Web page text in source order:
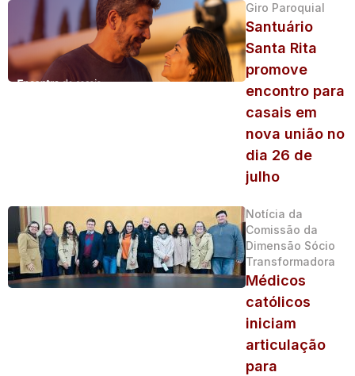
Giro Paroquial
Santuário
Santa Rita
promove
encontro para
casais em
nova união no
dia 26 de
julho
Notícia da
Comissão da
Dimensão Sócio
Transformadora
Médicos
católicos
iniciam
articulação
para